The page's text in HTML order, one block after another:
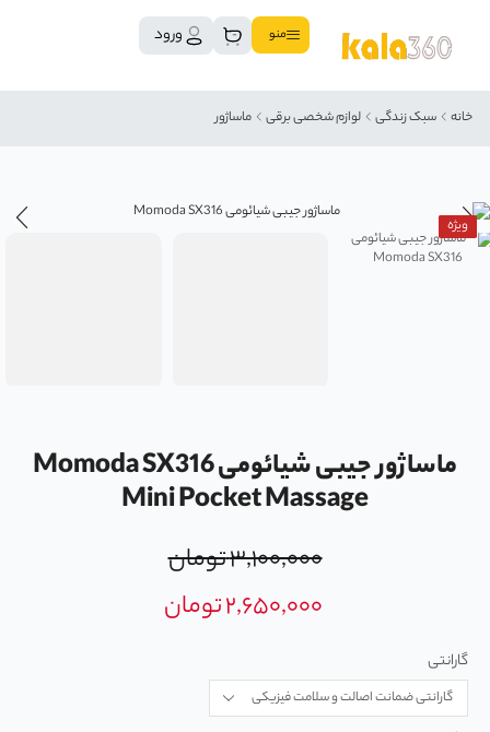
منو ورود
خانه سبک زندگی لوازم شخصی برقی ماساژور
ویژه
ماساژور جیبی شیائومی Momoda SX316
Mini Pocket Massage
۳,۱۰۰,۰۰۰تومان
۲,۶۵۰,۰۰۰تومان
گارانتی